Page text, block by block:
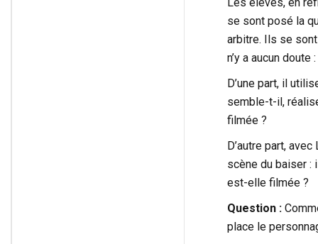
se sont posé la
arbitre. Ils se sont
n’y a aucun
D’une part, il
semble-t-il,
filmée ?
D’autre part,
scène du baiser :
est-elle filmée ?
Question :
place le